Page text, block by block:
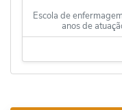
Escola de
anos de